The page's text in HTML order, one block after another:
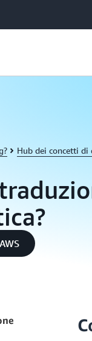
Hub dei concetti di